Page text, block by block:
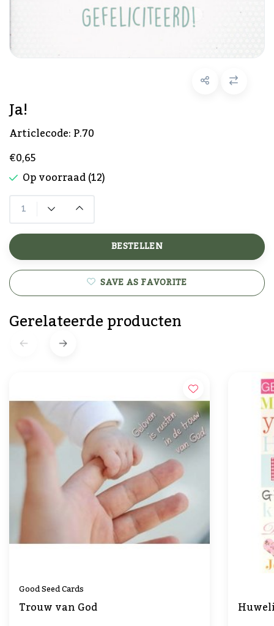
Ja!
Articlecode:P.70
€0,65
Op voorraad (12)
BESTELLEN
SAVE AS FAVORITE
Gerelateerde producten
Good Seed Cards
Trouw van God